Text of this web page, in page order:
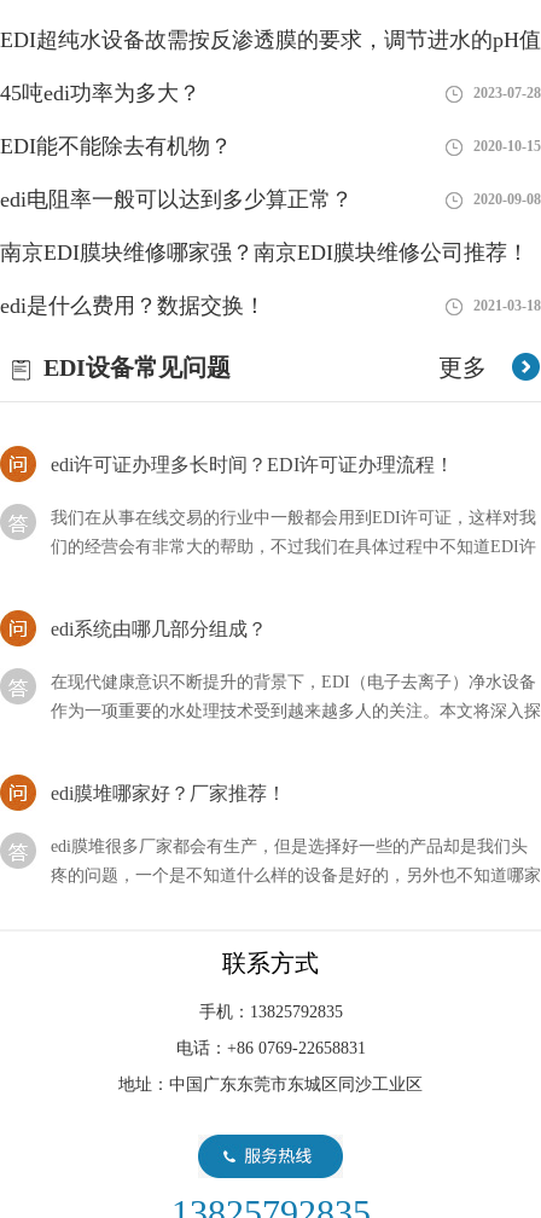
EDI超纯水设备故需按反渗透膜的要求，调节进水的pH值
2018-08-27
45吨edi功率为多大？ 2023-07-28
EDI能不能除去有机物？ 2020-10-15
edi电阻率一般可以达到多少算正常？ 2020-09-08
南京EDI膜块维修哪家强？南京EDI膜块维修公司推荐！
2023-01-10
edi是什么费用？数据交换！ 2021-03-18
更多
EDI设备常见问题
edi的通信方式有哪几种？
edi所代表的含义非常多，其中通信也是属于其中的一种，它是一
方式主要有哪几种？
edi供应商是啥意思？
EDI（Electronic Data Interchange，电子数据交换）供应商是指提供
下进行交换商务文件
们的经营会有非常大的帮助，不过我们在具体过程中不知道EDI许
可证办理需要多长时间？
作为一项重要的水处理技术受到越来越多人的关注。本文将深入探
讨EDI净水设备的模块系统
疼的问题，一个是不知道什么样的设备是好的，另外也不知道哪家
公司产品好。
现在的技术发展得非常快，尤其是对于一个行业的新手来说，技术
的迭代更是让人捉摸不透，比如新型的EDI技术，我们能否接受
edi的通信方式有哪几种？
edi所代表的含义非常多，其中通信也是属于其中的一种，它是一
个整体的环境，由许许多多的系统及用户所组成，那么其中的通信
方式主要有哪几种？
联系方式
手机：13825792835
电话：+86 0769-22658831
地址：中国广东东莞市东城区同沙工业区